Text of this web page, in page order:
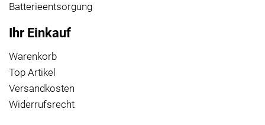
Batterieentsorgung
Ihr Einkauf
Warenkorb
Top Artikel
Versandkosten
Widerrufsrecht